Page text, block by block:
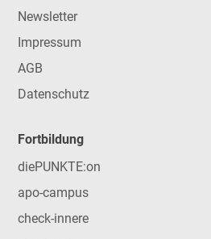
Newsletter
Impressum
AGB
Datenschutz
Fortbildung
diePUNKTE:on
apo-campus
check-innere